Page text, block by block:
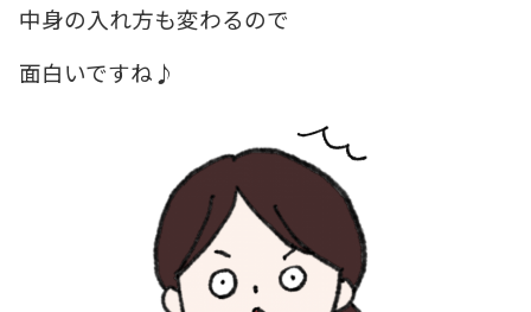
中身の入れ方も変わるので
面白いですね♪